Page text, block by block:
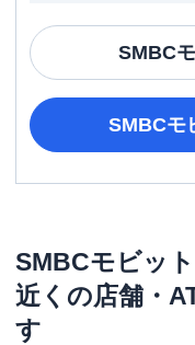
SMBC
SMBCモ
SMBCモビット
近くの店舗・
す